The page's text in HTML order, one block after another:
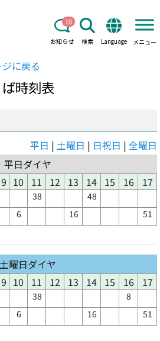
お知らせ
10
検索 Language メニュー
に戻る
時刻表
平日 | 土曜日 | 日祝日 | 全曜日
平日ダイヤ
9 10 11 12 13 14 15 16
17
38 48
6 16 51
土曜日ダイヤ
9 10 11 12 13 14 15 16
17
38 8
6 16 51